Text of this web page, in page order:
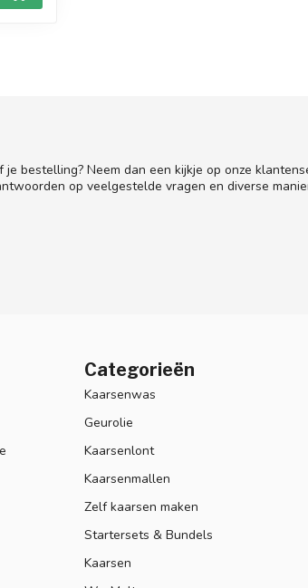
bestelling? Neem dan een kijkje op onze
op veelgestelde vragen en diverse
Categorieën
Kaarsenwas
Geurolie
Kaarsenlont
Kaarsenmallen
Zelf kaarsen maken
Startersets & Bundels
Kaarsen